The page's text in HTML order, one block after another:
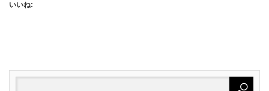
いいね: